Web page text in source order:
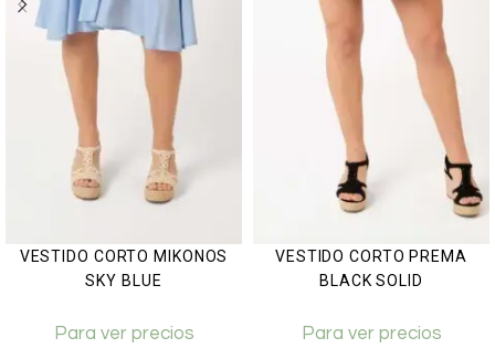
VESTIDO CORTO MIKONOS
SKY BLUE
Para ver precios
VESTIDO CORTO PREMA
BLACK SOLID
Para ver precios